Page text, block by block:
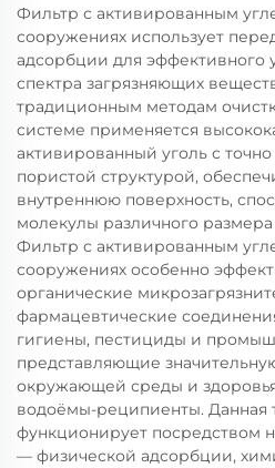
Фильтр с активированным
сооружениях использует
адсорбции для эффективного
спектра загрязняющих
традиционным методам
системе применяется
активированный уголь с
пористой структурой,
внутреннюю поверхность,
молекулы различного
Фильтр с активированным
сооружениях особенно
органические
фармацевтические
гигиены, пестициды и
представляющие
окружающей среды и
водоёмы-реципиенты. Данная
функционирует посредством
— физической адсорбции,